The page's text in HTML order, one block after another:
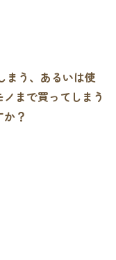
まう、あるいは使
まで買ってしまう
？